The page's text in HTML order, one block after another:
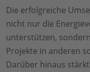
Die erfolgreiche
nicht nur die
unterstützen,
Projekte in anderen
Darüber hinaus stärkt